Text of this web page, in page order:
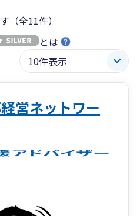
（全11件）
とは
営ネットワー